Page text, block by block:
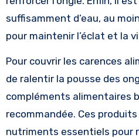
suffisamment d’eau, au
pour maintenir l’éclat et la
Pour couvrir les carences
de ralentir la pousse des
compléments alimentaires
recommandée. Ces
nutriments essentiels pour